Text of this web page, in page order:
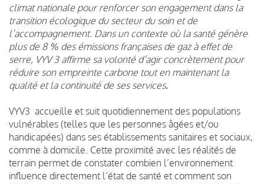
climat nationale pour renforcer son engagement dans la
transition écologique du secteur du soin et de
l’accompagnement. Dans un contexte où la santé génère
plus de 8 % des émissions françaises de gaz à effet de
serre, VYV 3 affirme sa volonté d’agir concrètement pour
réduire son empreinte carbone tout en maintenant la
qualité et la continuité de ses services.
VYV3 accueille et suit quotidiennement des populations
vulnérables (telles que les personnes âgées et/ou
handicapées) dans ses établissements sanitaires et sociaux,
comme à domicile. Cette proximité avec les réalités de
terrain permet de constater combien l’environnement
influence directement l’état de santé et comment son